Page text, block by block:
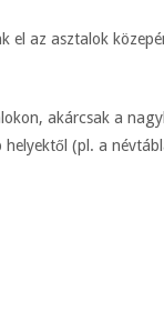
el az asztalok
akárcsak a
helyektől (pl. a